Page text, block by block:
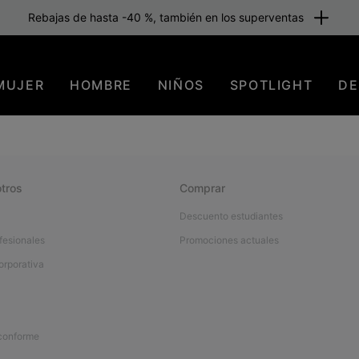
Rebajas de hasta -40 %, también en los superventas
HOMBRE NIÑOS SPOTLIGHT
Comprar
Descuento estudiantes
Promociones actuales